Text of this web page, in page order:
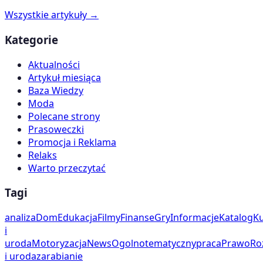
Wszystkie artykuły →
Kategorie
Aktualności
Artykuł miesiąca
Baza Wiedzy
Moda
Polecane strony
Prasoweczki
Promocja i Reklama
Relaks
Warto przeczytać
Tagi
analizaDomEdukacjaFilmyFinanseGryInformacjeKatalog
i
urodaMotoryzacjaNewsOgolnotematycznypracaPrawo
i urodazarabianie